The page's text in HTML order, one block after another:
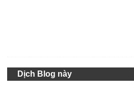
Dịch Blog này